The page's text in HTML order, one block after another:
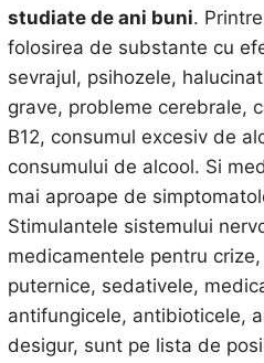
studiate de ani buni.
folosirea de substante cu
sevrajul, psihozele,
grave, probleme cerebrale,
B12, consumul excesiv de
consumului de alcool. Si
mai aproape de
Stimulantele sistemului
medicamentele pentru
puternice, sedativele,
antifungicele, antibioticele,
desigur, sunt pe lista de